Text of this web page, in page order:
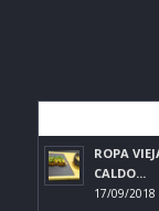
ROPA
CALDO...
17/09/2018